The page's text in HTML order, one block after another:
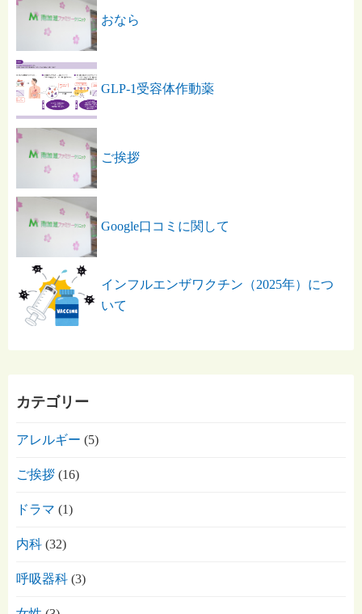
おなら
GLP-1受容体作動薬
ご挨拶
Google口コミに関して
インフルエンザワクチン（2025年）につ
いて
カテゴリー
アレルギー (5)
ご挨拶 (16)
ドラマ (1)
内科 (32)
呼吸器科 (3)